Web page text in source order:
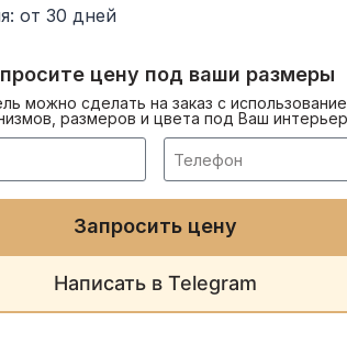
от 30 дней
цену под ваши размеры
можно сделать на заказ с
размеров и цвета под Ваш
Запросить цену
Написать в Telegram